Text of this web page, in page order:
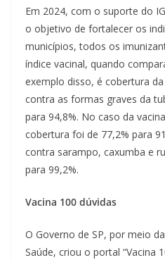
Em 2024, com o suporte do
o objetivo de fortalecer os
municípios, todos os
índice vacinal, quando
exemplo disso, é cobertura
contra as formas graves da
para 94,8%. No caso da
cobertura foi de 77,2% para
contra sarampo, caxumba e
para 99,2%.
Vacina 100 dúvidas
O Governo de SP, por meio
Saúde, criou o portal “Vacina